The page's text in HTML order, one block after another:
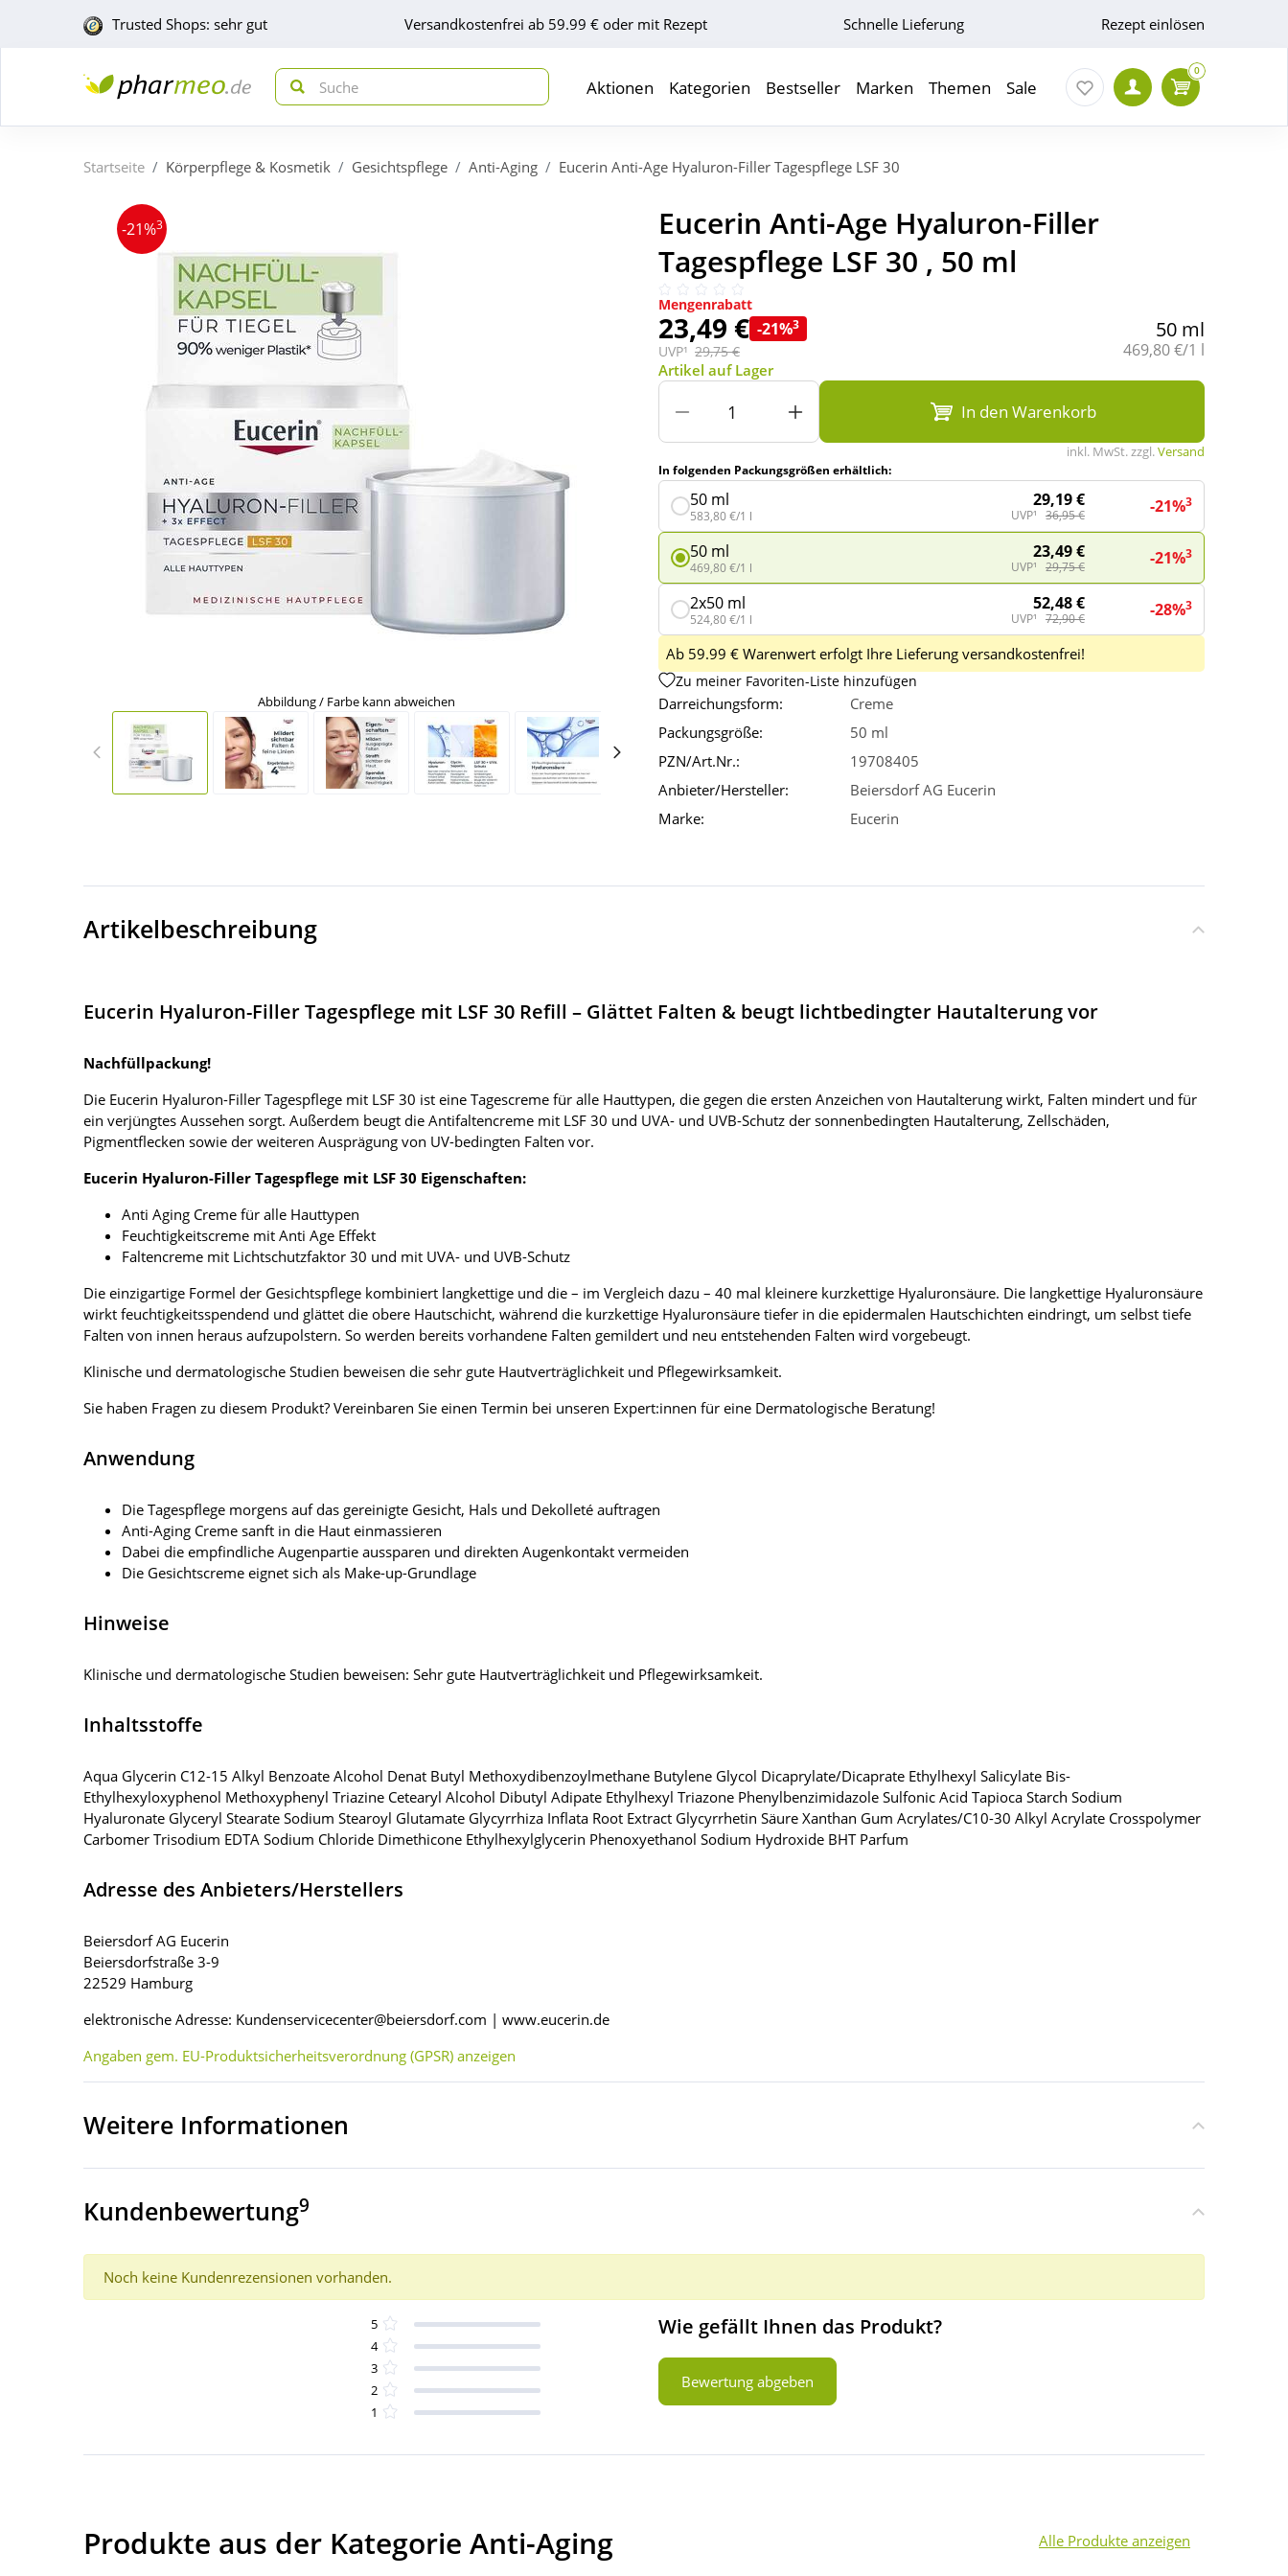
Trusted Shops: sehr gut Versandkostenfrei ab 59.99 € oder mit Rezept Schnelle Lieferung Rezept einlösen
Aktionen Kategorien Bestseller Marken Themen Sale
0
Startseite Körperpflege & Kosmetik Gesichtspflege Anti-Aging Eucerin Anti-Age Hyaluron-Filler Tagespflege LSF 30
-21%3
Abbildung / Farbe kann abweichen
Eucerin Anti-Age Hyaluron-Filler
Tagespflege LSF 30 , 50 ml
Mengenrabatt
23,49 € -21%3
UVP¹ 29,75 €
50 ml
Grundpreis:
469,80 €/1 l
Artikel auf Lager
In den Warenkorb
inkl. MwSt. zzgl.Versand
In folgenden Packungsgrößen erhältlich:
50 ml
583,80 €/1 l
29,19 €
UVP¹ 36,95 € -21%3
50 ml
469,80 €/1 l
23,49 €
UVP¹ 29,75 € -21%3
2x50 ml
524,80 €/1 l
52,48 €
UVP¹ 72,90 € -28%3
Ab 59.99 € Warenwert erfolgt Ihre Lieferung versandkostenfrei!
Zu meiner Favoriten-Liste hinzufügen
Darreichungsform:
Creme
Packungsgröße:
50 ml
PZN/Art.Nr.:
19708405
Anbieter/Hersteller:
Beiersdorf AG Eucerin
Marke:
Eucerin
Artikelbeschreibung
Eucerin Hyaluron-Filler Tagespflege mit LSF 30 Refill – Glättet Falten & beugt lichtbedingter Hautalterung vor
Nachfüllpackung!
Die Eucerin Hyaluron-Filler Tagespflege mit LSF 30 ist eine Tagescreme für alle Hauttypen, die gegen die ersten Anzeichen von Hautalterung wirkt, Falten mindert und für
ein verjüngtes Aussehen sorgt. Außerdem beugt die Antifaltencreme mit LSF 30 und UVA- und UVB-Schutz der sonnenbedingten Hautalterung, Zellschäden,
Pigmentflecken sowie der weiteren Ausprägung von UV-bedingten Falten vor.
Eucerin Hyaluron-Filler Tagespflege mit LSF 30 Eigenschaften:
Anti Aging Creme für alle Hauttypen
Feuchtigkeitscreme mit Anti Age Effekt
Faltencreme mit Lichtschutzfaktor 30 und mit UVA- und UVB-Schutz
Die einzigartige Formel der Gesichtspflege kombiniert langkettige und die – im Vergleich dazu – 40 mal kleinere kurzkettige Hyaluronsäure. Die langkettige Hyaluronsäure
wirkt feuchtigkeitsspendend und glättet die obere Hautschicht, während die kurzkettige Hyaluronsäure tiefer in die epidermalen Hautschichten eindringt, um selbst tiefe
Falten von innen heraus aufzupolstern. So werden bereits vorhandene Falten gemildert und neu entstehenden Falten wird vorgebeugt.
Klinische und dermatologische Studien beweisen die sehr gute Hautverträglichkeit und Pflegewirksamkeit.
Sie haben Fragen zu diesem Produkt? Vereinbaren Sie einen Termin bei unseren Expert:innen für eine Dermatologische Beratung!
Anwendung
Die Tagespflege morgens auf das gereinigte Gesicht, Hals und Dekolleté auftragen
Anti-Aging Creme sanft in die Haut einmassieren
Dabei die empfindliche Augenpartie aussparen und direkten Augenkontakt vermeiden
Die Gesichtscreme eignet sich als Make-up-Grundlage
Hinweise
Klinische und dermatologische Studien beweisen: Sehr gute Hautverträglichkeit und Pflegewirksamkeit.
Inhaltsstoffe
Aqua Glycerin C12-15 Alkyl Benzoate Alcohol Denat Butyl Methoxydibenzoylmethane Butylene Glycol Dicaprylate/Dicaprate Ethylhexyl Salicylate Bis-
Ethylhexyloxyphenol Methoxyphenyl Triazine Cetearyl Alcohol Dibutyl Adipate Ethylhexyl Triazone Phenylbenzimidazole Sulfonic Acid Tapioca Starch Sodium
Hyaluronate Glyceryl Stearate Sodium Stearoyl Glutamate Glycyrrhiza Inflata Root Extract Glycyrrhetin Säure Xanthan Gum Acrylates/C10-30 Alkyl Acrylate Crosspolymer
Carbomer Trisodium EDTA Sodium Chloride Dimethicone Ethylhexylglycerin Phenoxyethanol Sodium Hydroxide BHT Parfum
Adresse des Anbieters/Herstellers
Beiersdorf AG Eucerin
Beiersdorfstraße 3-9
22529 Hamburg
elektronische Adresse: Kundenservicecenter@beiersdorf.com | www.eucerin.de
Angaben gem. EU-Produktsicherheitsverordnung (GPSR) anzeigen
Weitere Informationen
Kundenbewertung9
Noch keine Kundenrezensionen vorhanden.
5
4
3
2
1
Wie gefällt Ihnen das Produkt?
Bewertung abgeben
Produkte aus der Kategorie Anti-Aging Alle Produkte anzeigen